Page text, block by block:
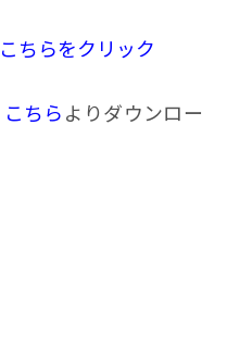
こちらをクリック
こちらよりダウンロー